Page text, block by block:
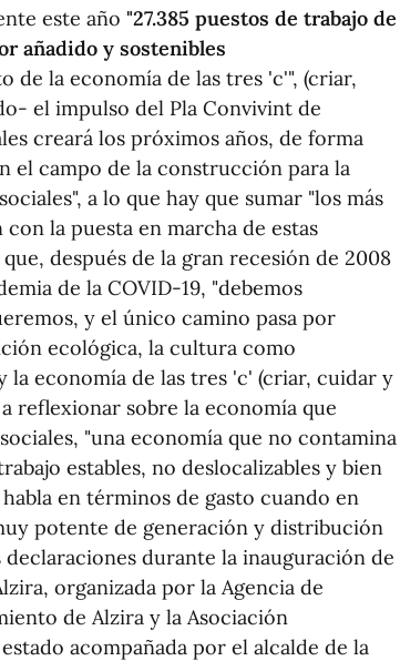
este año "27.385 puestos de trabajo de
añadido y sostenibles
de la economía de las tres 'c'", (criar,
el impulso del Pla Convivint de
creará los próximos años, de forma
el campo de la construcción para la
a lo que hay que sumar "los más
la puesta en marcha de estas
después de la gran recesión de 2008
de la COVID-19, "debemos
y el único camino pasa por
ecológica, la cultura como
la economía de las tres 'c' (criar, cuidar y
reflexionar sobre la economía que
"una economía que no contamina
estables, no deslocalizables y bien
en términos de gasto cuando en
potente de generación y distribución
declaraciones durante la inauguración de
organizada por la Agencia de
de Alzira y la Asociación
acompañada por el alcalde de la